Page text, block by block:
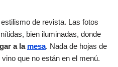
de revista. Las fotos
bien iluminadas, donde
a la mesa. Nada de hojas de
que no están en el menú.